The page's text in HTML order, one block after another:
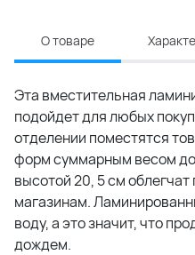
О товаре
Эта вместительная
подойдет для любых
отделении поместятся
форм суммарным весом до
высотой 20, 5 см
магазинам.
воду, а это значит, что
дождем.